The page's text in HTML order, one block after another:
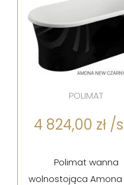
POLIMAT
4 824,00 zł /
Polimat wanna
wolnostojąca Amona